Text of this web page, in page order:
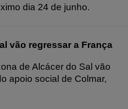
dia 24 de junho.
vão regressar a França
de Alcácer do Sal vão
apoio social de Colmar,